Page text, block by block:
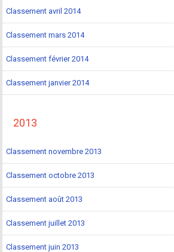
Classement avril 2014
Classement mars 2014
Classement février 2014
Classement janvier 2014
2013
Classement novembre 2013
Classement octobre 2013
Classement août 2013
Classement juillet 2013
Classement juin 2013